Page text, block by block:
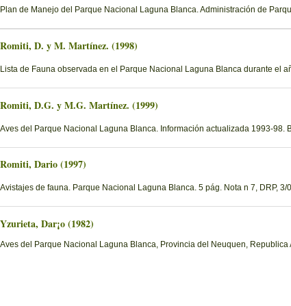
Plan de Manejo del Parque Nacional Laguna Blanca. Administración de
Romiti, D. y M. Martínez. (1998)
Lista de Fauna observada en el Parque Nacional Laguna Blanca durante el
Romiti, D.G. y M.G. Martínez. (1999)
Aves del Parque Nacional Laguna Blanca. Información actualizada 1993-98.
Romiti, Dario (1997)
Avistajes de fauna. Parque Nacional Laguna Blanca. 5 pág. Nota n 7, DRP, 3/
Yzurieta, Dar¡o (1982)
Aves del Parque Nacional Laguna Blanca, Provincia del Neuquen, Republica